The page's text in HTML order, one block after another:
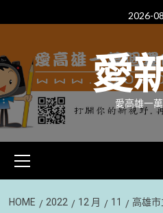
to
2026-
愛
愛高雄一
Menu
HOME 2022 12 月 11
高雄